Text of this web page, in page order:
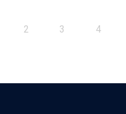
2 3 4